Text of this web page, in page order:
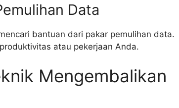
Data
bantuan dari pakar pemulihan data.
atau pekerjaan Anda.
Mengembalikan